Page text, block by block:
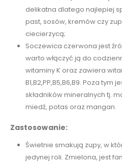
delikatna dlatego najlepiej
past, sosów, kremów czy
ciecierzycą;
Soczewica czerwona jest
warto włączyć ją do
witaminy K oraz zawiera
B1,B2,PP,B5,B6,B9. Poza
składników mineralnych tj.
miedź, potas oraz mangan.
Zastosowanie:
Świetnie smakują zupy, w
jedynej roli. Zmielona, jest